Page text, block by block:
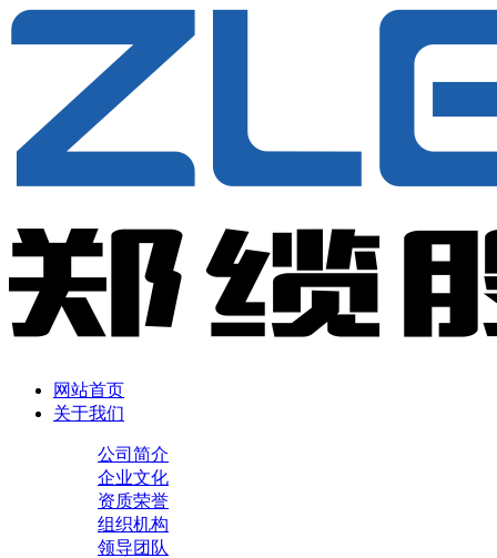
网站首页
关于我们
公司简介
企业文化
资质荣誉
组织机构
领导团队